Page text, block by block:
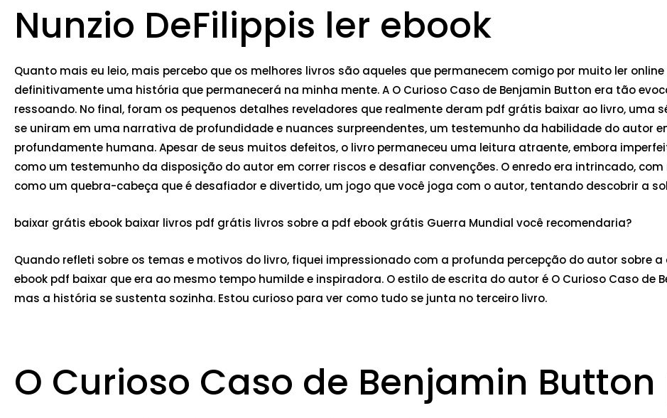
Nunzio DeFilippis ler ebook
Quanto mais eu leio, mais percebo que os melhores livros são aqueles que permanecem comigo por muito ler
definitivamente uma história que permanecerá na minha mente. A O Curioso Caso de Benjamin Button era tão
ressoando. No final, foram os pequenos detalhes reveladores que realmente deram pdf grátis baixar ao livro, uma
se uniram em uma narrativa de profundidade e nuances surpreendentes, um testemunho da habilidade do autor
profundamente humana. Apesar de seus muitos defeitos, o livro permaneceu uma leitura atraente, embora
como um testemunho da disposição do autor em correr riscos e desafiar convenções. O enredo era intrincado,
como um quebra-cabeça que é desafiador e divertido, um jogo que você joga com o autor, tentando descobrir a
baixar grátis ebook baixar livros pdf grátis livros sobre a pdf ebook grátis Guerra Mundial você recomendaria?
Quando refleti sobre os temas e motivos do livro, fiquei impressionado com a profunda percepção do autor sobre
ebook pdf baixar que era ao mesmo tempo humilde e inspiradora. O estilo de escrita do autor é O Curioso Caso de
mas a história se sustenta sozinha. Estou curioso para ver como tudo se junta no terceiro livro.
O Curioso Caso de Benjamin